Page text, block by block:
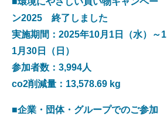
ン2025
終了しました
実施期間：2025年10月1日（水）～1
1月30日（日）
参加者数：3,994人
co2削減量：13,578.69 kg
■企業・団体・グループでのご参加